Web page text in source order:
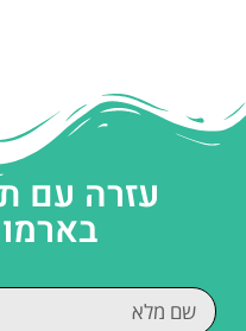
עזרה עם